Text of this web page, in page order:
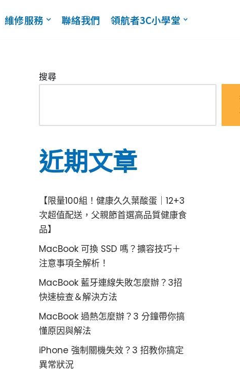
維修服務 聯絡我們 領航者3C小學堂
搜尋
近期文章
【限量100組！健康久久葉酸蛋｜12+3
次超值配送，父親節首選高品質健康食
品】
MacBook 可換 SSD 嗎？擴容技巧＋
注意事項全解析！
MacBook 藍牙連線失敗怎麼辦？3招
快速檢查＆解決方法
MacBook 過熱怎麼辦？3 分鐘帶你搞
懂原因與解法
iPhone 強制關機失效？3 招教你搞定
異常狀況